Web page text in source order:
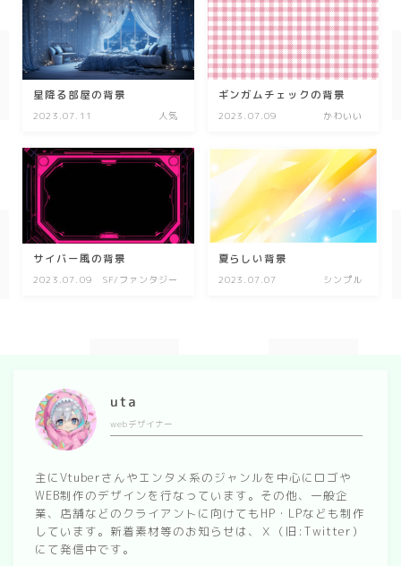
海
空
花
スイーツ
部屋
キッチン
お風呂
街並み
公園
レストラン/カフェ
田舎
病院
星降る部屋の背景
2023.07.11 人気
ギンガムチェックの背景
2023.07.09 かわいい
サイバー風の背景
2023.07.09 SF/ファンタジー
夏らしい背景
2023.07.07 シンプル
uta
webデザイナー
主にVtuberさんやエンタメ系のジャンルを中心にロゴや
WEB制作のデザインを行なっています。その他、一般企
業、店舗などのクライアントに向けてもHP・LPなども制作
しています。新着素材等のお知らせは、Ｘ（旧:Twitter）
にて発信中です。